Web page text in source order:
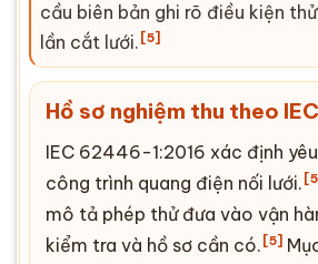
cầu biên bản ghi rõ điều kiện
lần cắt lưới. [5]
Hồ sơ nghiệm thu theo
IEC 62446-1:2016 xác định
công trình quang điện nối lưới.
mô tả phép thử đưa vào vận
kiểm tra và hồ sơ cần có. [5]